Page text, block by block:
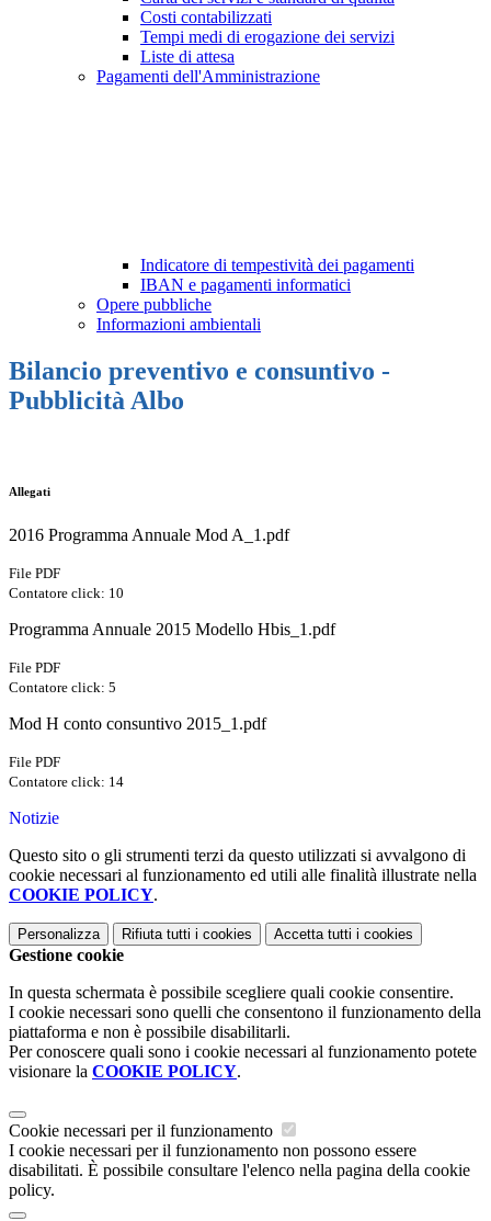
Costi contabilizzati
Tempi medi di erogazione dei servizi
Liste di attesa
Pagamenti dell'Amministrazione
Indicatore di tempestività dei pagamenti
IBAN e pagamenti informatici
Opere pubbliche
Informazioni ambientali
Bilancio preventivo e consuntivo -
Pubblicità Albo
Allegati
2016 Programma Annuale Mod A_1.pdf
File PDF
Contatore click: 10
Programma Annuale 2015 Modello Hbis_1.pdf
File PDF
Contatore click: 5
Mod H conto consuntivo 2015_1.pdf
File PDF
Contatore click: 14
Notizie
Questo sito o gli strumenti terzi da questo utilizzati si avvalgono di
cookie necessari al funzionamento ed utili alle finalità illustrate nella
COOKIE POLICY.
Personalizza Rifiuta tutti i cookies Accetta tutti i cookies
Gestione cookie
In questa schermata è possibile scegliere quali cookie consentire.
I cookie necessari sono quelli che consentono il funzionamento della
piattaforma e non è possibile disabilitarli.
Per conoscere quali sono i cookie necessari al funzionamento potete
visionare la COOKIE POLICY.
Cookie necessari per il funzionamento
I cookie necessari per il funzionamento non possono essere
disabilitati. È possibile consultare l'elenco nella pagina della cookie
policy.